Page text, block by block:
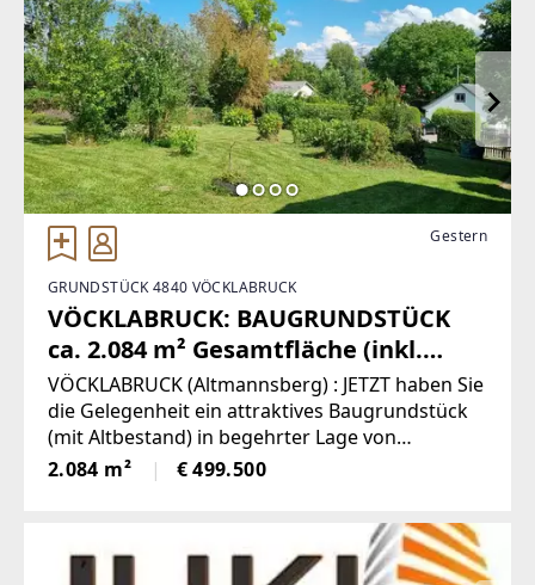
Gestern
GRUNDSTÜCK 4840 VÖCKLABRUCK
VÖCKLABRUCK: BAUGRUNDSTÜCK
ca. 2.084 m² Gesamtfläche (inkl.
Altbestand)
VÖCKLABRUCK (Altmannsberg) : JETZT haben Sie
die Gelegenheit ein attraktives Baugrundstück
(mit Altbestand) in begehrter Lage von
Vöcklabruck, mit einer großzügigen Fläche von
ca. 2.084 m² zu erwerben.AUCH
2.084 m² € 499.500